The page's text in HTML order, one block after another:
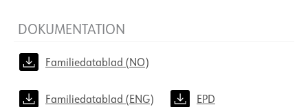
DOKUMENTATION
Familiedatablad (NO)
Familiedatablad (ENG) EPD